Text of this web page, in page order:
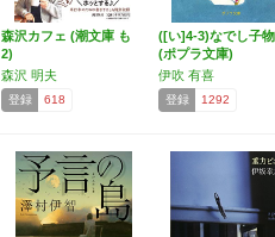
森沢カフェ (潮文庫 も
2)
森沢 明夫
登録 618
([い]4-3)なでし子
(ポプラ文庫)
伊吹 有喜
登録 1292